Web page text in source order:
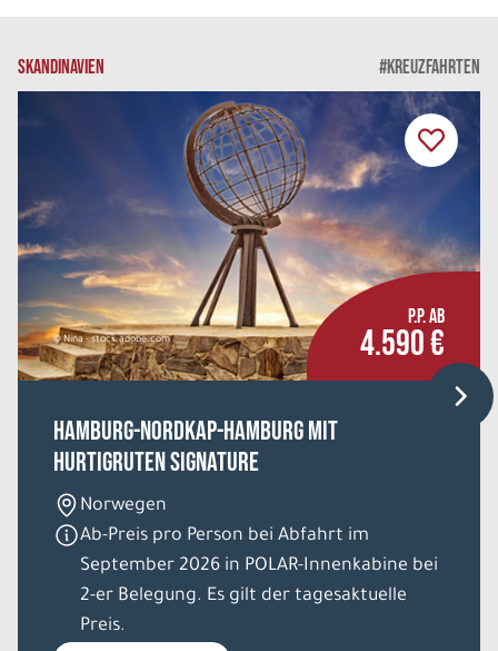
So. 27.12. - So. 03.01.2027
Exklusives Lappland 7 Nächte
Scenic View Suite DU/WC Dreierbelegung
Belegung: 3
P.P. AB 3.899 €
REISE VERBINDLICH ANFRAGEN
8 Tage
So. 27.12. - So. 03.01.2027
Exklusives Lappland 7 Nächte
Scenic View Suite DU/WC Doppelbelegung
Belegung: 2
SKANDINAVIEN #KREUZFAHRTEN
© Nina - stock.adobe.com
P.P. AB
4.590 €
Hamburg-Nordkap-Hamburg mit
Hurtigruten Signature
Norwegen
Ab-Preis pro Person bei Abfahrt im
September 2026 in POLAR-Innenkabine bei
2-er Belegung. Es gilt der tagesaktuelle
Preis.